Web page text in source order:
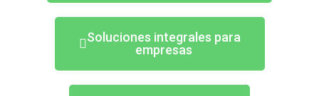
Soluciones integrales para
empresas